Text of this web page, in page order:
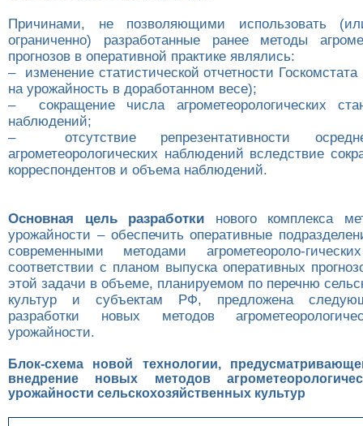
Причинами, не позволяющими использовать
ограниченно) разработанные ранее методы
прогнозов в оперативной практике являлись:
– изменение статистической отчетности
на урожайность в доработанном весе);
– сокращение числа агрометеорологических
наблюдений;
– отсутствие репрезентативности
агрометеорологических наблюдений вследствие
корреспондентов и объема наблюдений.
Основная цель разработки нового комплекса
урожайности – обеспечить оперативные
современными методами агрометеороло-
соответствии с планом выпуска оперативных
этой задачи в объеме, планируемом по перечню
культур и субъектам РФ, предложена
разработки новых методов
урожайности.
Блок-схема новой технологии,
внедрение новых методов
урожайности сельскохозяйственных культур